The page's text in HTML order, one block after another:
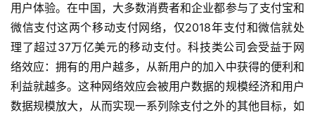
用户体验。在中国，大多数消费者和企业都参与了支付宝和
微信支付这两个移动支付网络，仅2018年支付和微信就处
理了超过37万亿美元的移动支付。科技类公司会受益于网
络效应：拥有的用户越多，从新用户的加入中获得的便利和
利益就越多。这种网络效应会被用户数据的规模经济和用户
数据规模放大，从而实现一系列除支付之外的其他目标，如